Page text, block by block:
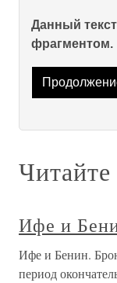
Данный
фрагментом.
Ифе и
Ифе и Бенин.
период